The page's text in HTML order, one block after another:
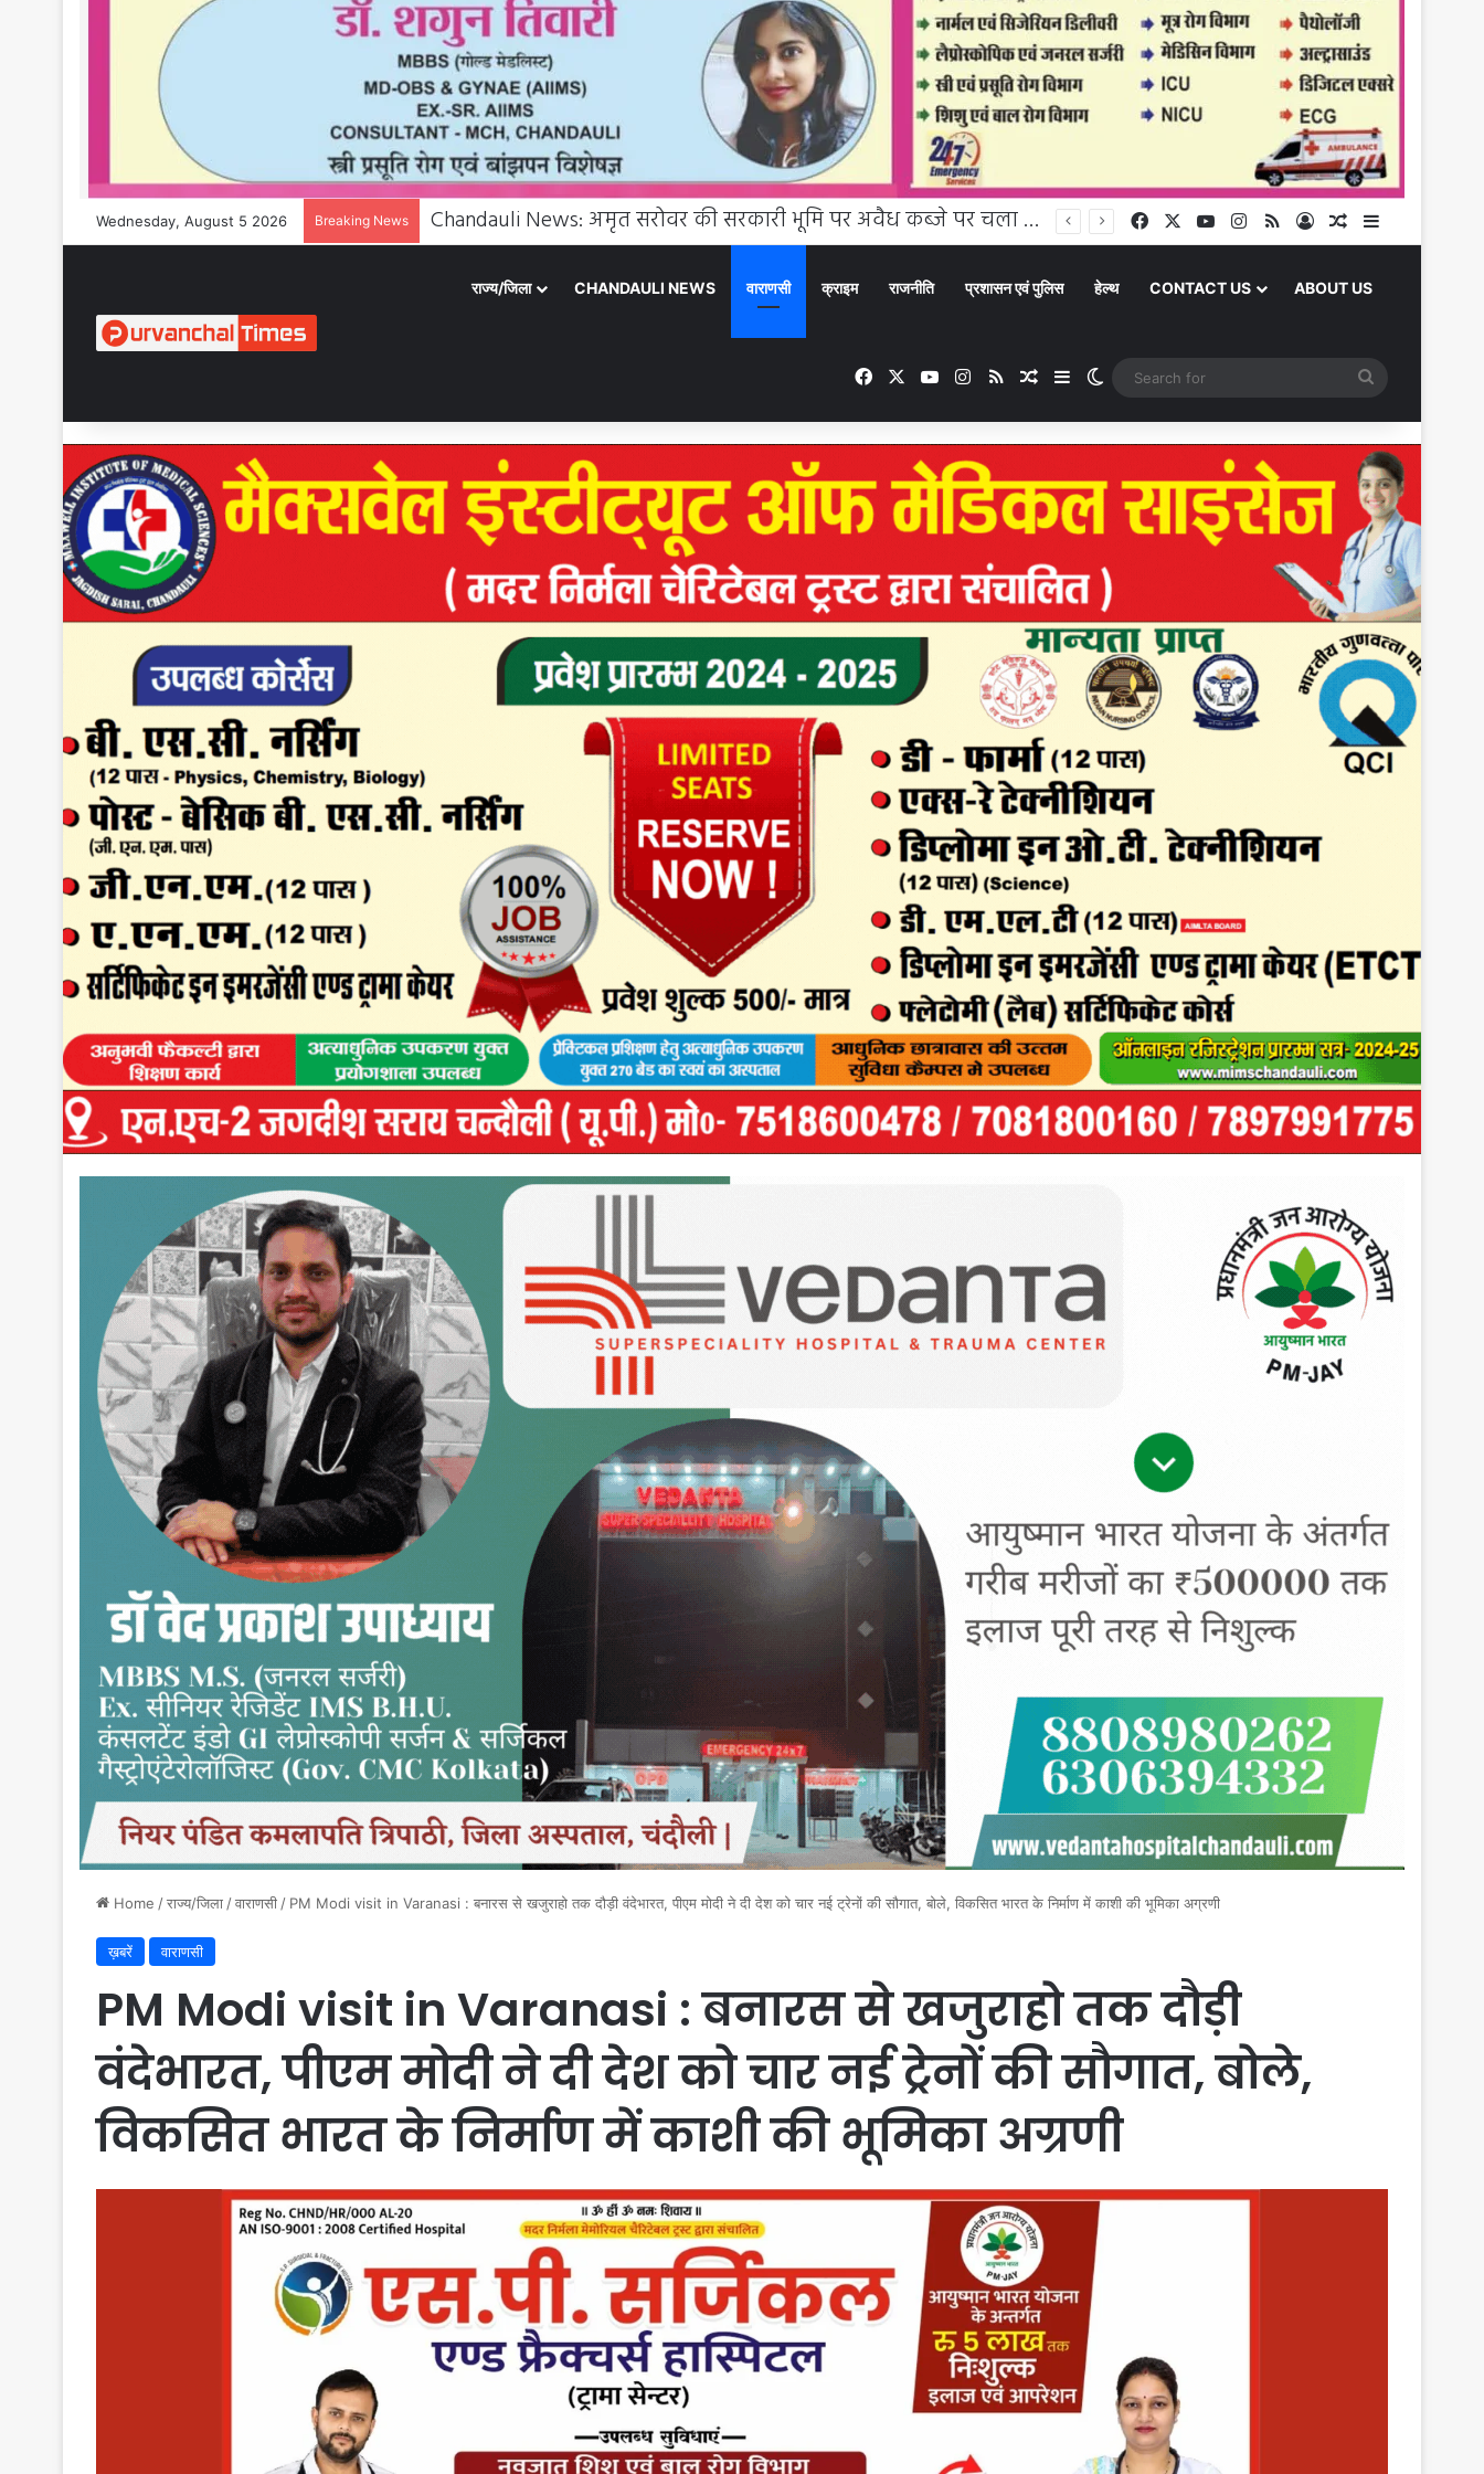
Wednesday, August 5 2026 Breaking News प्रदेश उपाध्यक्ष भाजपा ने कार्यकर्ताओं के साथ बैठक कर हर घर तिरंगा अभियान पर की चर्चा Facebook YouTubeInstagram
RSS Log InRandom Article
राज्य/जिला CHANDAULI NEWS वाराणसी क्राइम राजनीति प्रशासन एवं पुलिस हेल्थ CONTACT US ABOUT US
Facebook YouTubeInstagram
RSS Random Article
SidebarSwitch skin
Home /राज्य/जिला /वाराणसी / PM Modi visit in Varanasi : बनारस से खजुराहो तक दौड़ी वंदेभारत, पीएम मोदी ने दी देश को चार नई ट्रेनों की सौगात, बोले, विकसित भारत के निर्माण में काशी की भूमिका अग्रणी
ख़बरें वाराणसी
PM Modi visit in Varanasi : बनारस से खजुराहो तक दौड़ी
वंदेभारत, पीएम मोदी ने दी देश को चार नई ट्रेनों की सौगात, बोले,
विकसित भारत के निर्माण में काशी की भूमिका अग्रणी